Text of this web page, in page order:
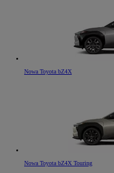
Nowa Toyota bZ4X
Nowa Toyota bZ4X Touring